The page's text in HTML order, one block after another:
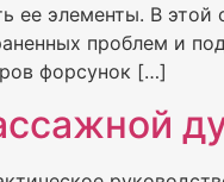
ее элементы. В
проблем и
форсунок […]